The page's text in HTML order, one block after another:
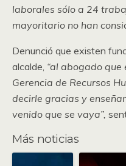
laborales sólo a 24
mayoritario no han
Denunció que existen
alcalde, “al abogado
Gerencia de Recursos
decirle gracias y
venido que se vaya”,
Más noticias